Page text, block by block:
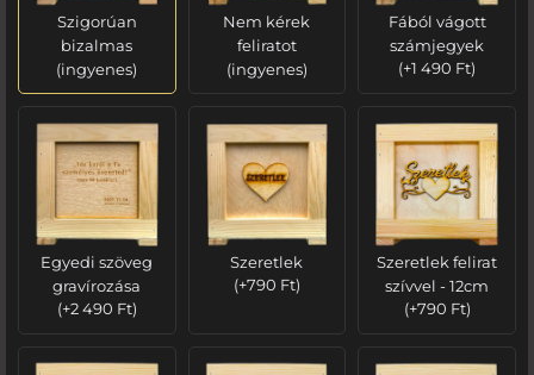
Szigorúan
bizalmas
(ingyenes)
Nem kérek
feliratot
(ingyenes)
Fából vágott
számjegyek
(+1 490 Ft)
Egyedi szöveg
gravírozása
(+2 490 Ft)
Szeretlek
(+790 Ft)
Szeretlek felirat
szívvel - 12cm
(+790 Ft)